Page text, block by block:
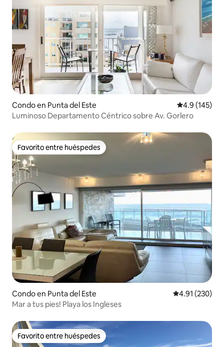
Condo en Punta del Este Calificación
4.9 (145)
Luminoso Departamento Céntrico sobre Av. Gorlero
Favorito entre huéspedes
Favorito entre huéspedes
Condo en Punta del Este Calificación
4.91 (230)
Mar a tus pies! Playa los Ingleses
Favorito entre huéspedes
Favorito entre huéspedes